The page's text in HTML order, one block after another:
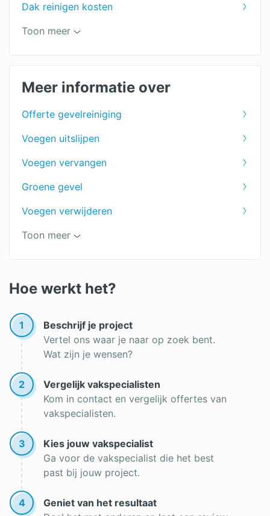
Dak reinigen kosten
kosten graffiti verwijderen
Gevelonderhoud
Voegbedrijf
Toon meer
Meer informatie over
Offerte gevelreiniging
Voegen uitslijpen
Voegen vervangen
Groene gevel
Voegen verwijderen
Voegen repareren
Snijvoeg
Voegen uithakken
Stootvoeg
Soorten voegen
Knipvoeg
Gevelrenovatie
Gevel reparatie
Gevelrestauratie
Hydrofoberen
Stoomreiniging
Toon meer
Hoe werkt het?
1
Beschrijf je project
Vertel ons waar je naar op zoek bent.
Wat zijn je wensen?
2
Vergelijk vakspecialisten
Kom in contact en vergelijk offertes van
vakspecialisten.
3
Kies jouw vakspecialist
Ga voor de vakspecialist die het best
past bij jouw project.
4
Geniet van het resultaat